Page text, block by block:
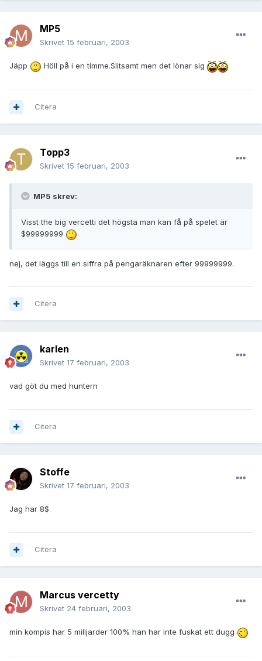
MP5
Skrivet 15 februari, 2003
Jäpp Höll på i en timme.Slitsamt men det lönar sig
Citera
Topp3
Skrivet 15 februari, 2003
MP5 skrev:
Visst the big vercetti det högsta man kan få på spelet är
$99999999
nej, det läggs till en siffra på pengaräknaren efter 99999999.
Citera
karlen
Skrivet 17 februari, 2003
vad göt du med huntern
Citera
Stoffe
Skrivet 17 februari, 2003
Jag har 8$
Citera
Marcus vercetty
Skrivet 24 februari, 2003
min kompis har 5 milljarder 100% han har inte fuskat ett dugg